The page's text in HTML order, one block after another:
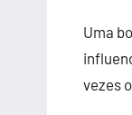
Uma
vezes